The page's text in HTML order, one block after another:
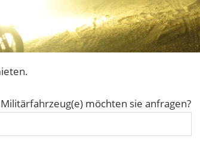
möchten sie anfragen?